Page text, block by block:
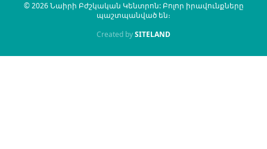
© 2026 Նաիրի Բժշկական Կենտրոն: Բոլոր իրավունքները
պաշտպանված են։
Created bySITELAND